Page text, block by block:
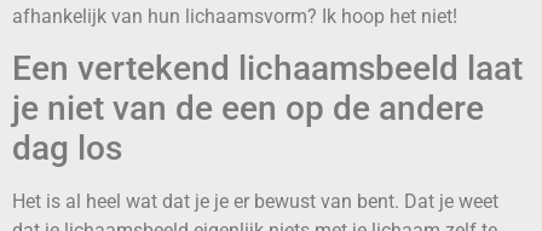
afhankelijk van hun lichaamsvorm? Ik hoop het niet!
Een vertekend lichaamsbeeld laat
je niet van de een op de andere
dag los
Het is al heel wat dat je je er bewust van bent. Dat je weet